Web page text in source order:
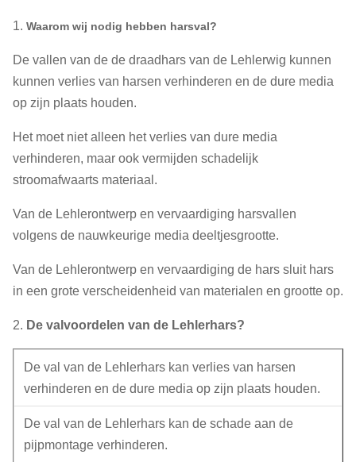
1. Waarom wij nodig hebben harsval?
De vallen van de de draadhars van de Lehlerwig kunnen
kunnen verlies van harsen verhinderen en de dure media
op zijn plaats houden.
Het moet niet alleen het verlies van dure media
verhinderen, maar ook vermijden schadelijk
stroomafwaarts materiaal.
Van de Lehlerontwerp en vervaardiging harsvallen
volgens de nauwkeurige media deeltjesgrootte.
Van de Lehlerontwerp en vervaardiging de hars sluit hars
in een grote verscheidenheid van materialen en grootte op.
2. De valvoordelen van de Lehlerhars?
De val van de Lehlerhars kan verlies van harsen
verhinderen en de dure media op zijn plaats houden.
De val van de Lehlerhars kan de schade aan de
pijpmontage verhinderen.